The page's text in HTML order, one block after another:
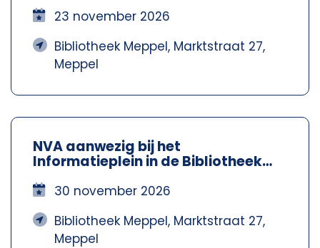
Meppel
23 november 2026
Bibliotheek Meppel, Marktstraat 27,
Meppel
NVA aanwezig bij het
Informatieplein in de Bibliotheek
Meppel
30 november 2026
Bibliotheek Meppel, Marktstraat 27,
Meppel